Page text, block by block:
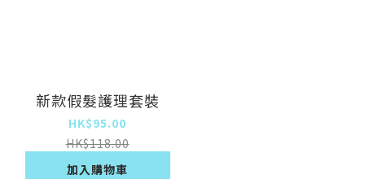
新款假髮護理套裝
HK$95.00
HK$118.00
加入購物車